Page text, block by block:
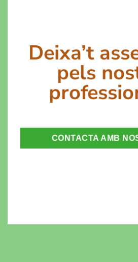
Deixa’t
pels
CONTACTA AMB